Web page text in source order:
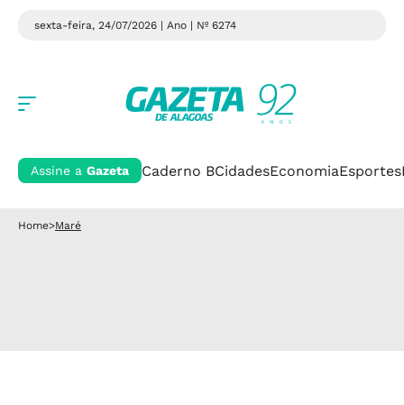
sexta-feira, 24/07/2026 | Ano | Nº 6274
Assine a Gazeta Caderno BCidadesEconomiaEsportes
Home>Maré